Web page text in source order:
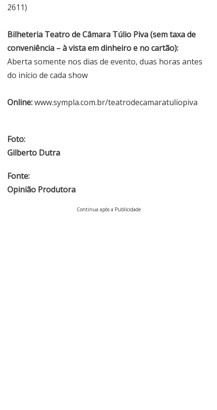
2611)
Bilheteria Teatro de Câmara Túlio Piva (sem taxa de
conveniência – à vista em dinheiro e no cartão):
Aberta somente nos dias de evento, duas horas antes
do início de cada show
Online:www.sympla.com.br/teatrodecamaratuliopiva
Foto:
Gilberto Dutra
Fonte:
Opinião Produtora
Continua após a Publicidade